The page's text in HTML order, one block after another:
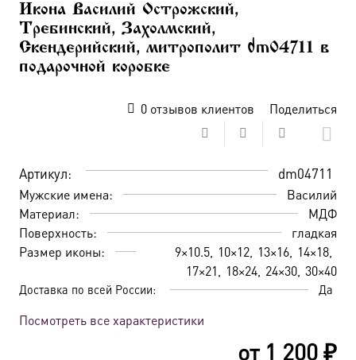
Икона Василий Острожский,
Требинский, Захолмский,
Скендерийский, митрополит dm04711 в
подарочной коробке
0отзывов клиентов Поделиться
Артикул: dm04711
Мужские имена:
Василий
Материал:
МДФ
Поверхность:
гладкая
Размер иконы:
9×10.5 10×12 13×16 14×18
17×21
18×24 24×30 30×40
Доставка по всей России: Да
Посмотреть все характеристики
от 1 200₽